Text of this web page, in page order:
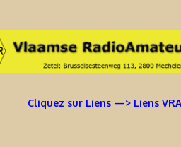
Cliquez sur Liens —> Liens VRA